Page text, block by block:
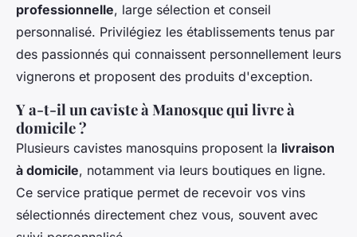
professionnelle, large sélection et conseil
personnalisé. Privilégiez les établissements tenus par
des passionnés qui connaissent personnellement leurs
vignerons et proposent des produits d'exception.
Y a-t-il un caviste à Manosque qui livre à
domicile ?
Plusieurs cavistes manosquins proposent la livraison
à domicile, notamment via leurs boutiques en ligne.
Ce service pratique permet de recevoir vos vins
sélectionnés directement chez vous, souvent avec